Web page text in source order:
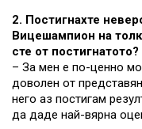
2. Постигнахте
Вицешампион на
сте от постигнатото?
– За мен е по-ценно
доволен от
него аз постигам
да даде най-вярна